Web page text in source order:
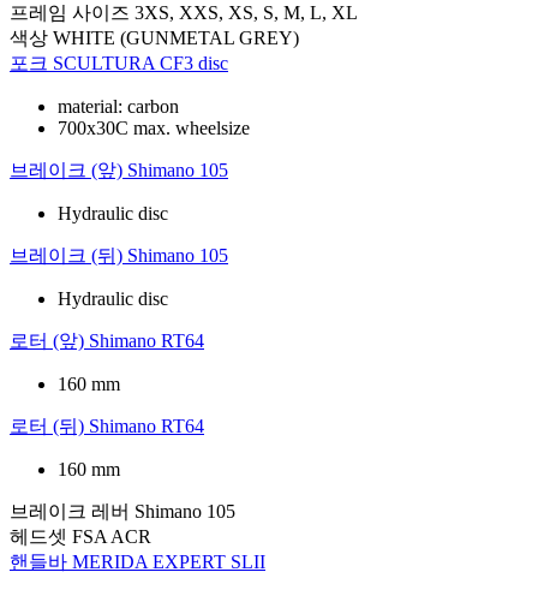
프레임 사이즈 3XS, XXS, XS, S, M, L, XL
색상 WHITE (GUNMETAL GREY)
포크 SCULTURA CF3 disc
material: carbon
700x30C max. wheelsize
브레이크 (앞) Shimano 105
Hydraulic disc
브레이크 (뒤) Shimano 105
Hydraulic disc
로터 (앞) Shimano RT64
160 mm
로터 (뒤) Shimano RT64
160 mm
브레이크 레버 Shimano 105
헤드셋 FSA ACR
핸들바 MERIDA EXPERT SLII